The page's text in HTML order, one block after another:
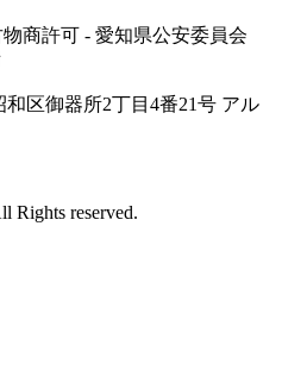
商許可 - 愛知県公安委員会
和区御器所2丁目4番21号 アル
Rights reserved.